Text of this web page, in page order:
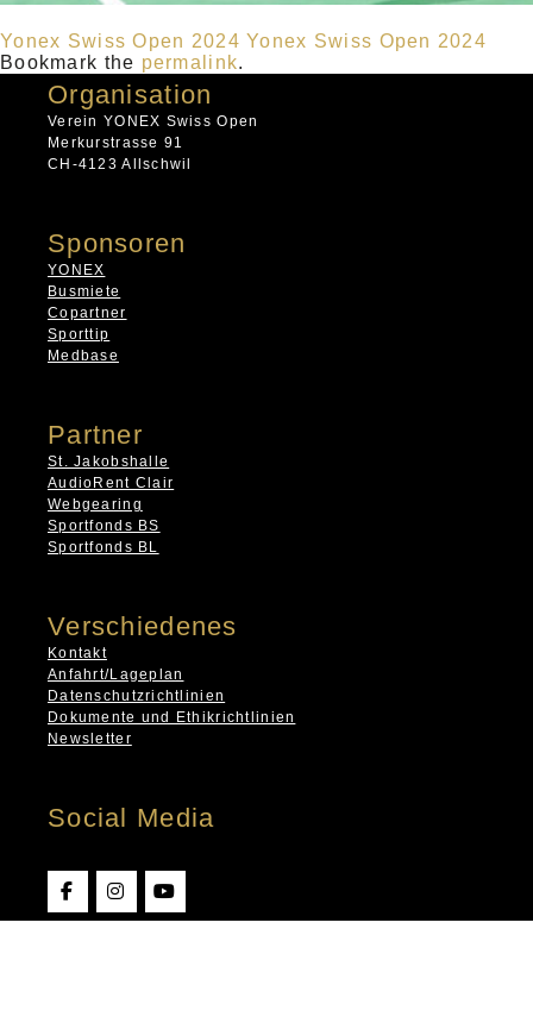
Yonex Swiss Open 2024 Yonex Swiss Open 2024
Bookmark the permalink.
Organisation
Verein YONEX Swiss Open
Merkurstrasse 91
CH-4123 Allschwil
Sponsoren
YONEX
Busmiete
Copartner
Sporttip
Medbase
Partner
St. Jakobshalle
AudioRent Clair
Webgearing
Sportfonds BS
Sportfonds BL
Verschiedenes
Kontakt
Anfahrt/Lageplan
Datenschutzrichtlinien
Dokumente und Ethikrichtlinien
Newsletter
Social Media